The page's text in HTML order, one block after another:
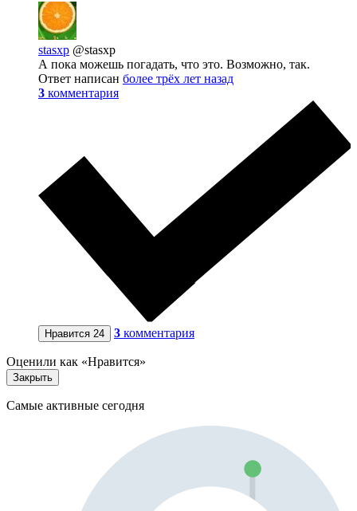
stasxp @stasxp
А пока можешь погадать, что это. Возможно, так.
Ответ написан более трёх лет назад
3 комментария
Нравится 24 3 комментария
Оценили как «Нравится»
Закрыть
Самые активные сегодня